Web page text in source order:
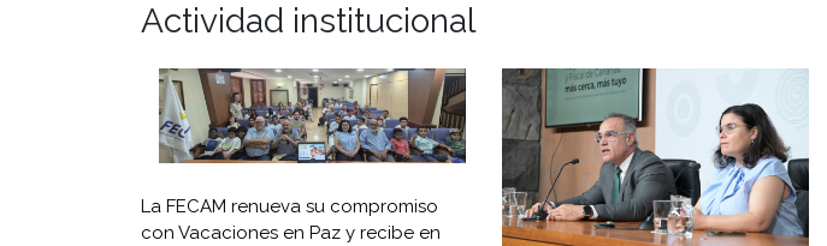
Actividad institucional
La FECAM renueva su compromiso
con Vacaciones en Paz y recibe en